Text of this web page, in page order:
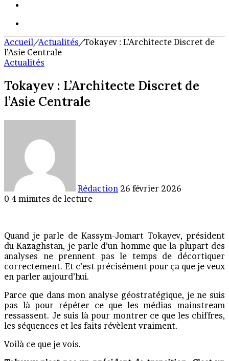
Accueil/Actualités/Tokayev : L’Architecte Discret de
l’Asie Centrale
Actualités
Tokayev : L’Architecte Discret de
l’Asie Centrale
Rédaction 26 février 2026
0 4 minutes de lecture
Quand je parle de Kassym-Jomart Tokayev, président
du Kazaghstan, je parle d’un homme que la plupart des
analyses ne prennent pas le temps de décortiquer
correctement. Et c’est précisément pour ça que je veux
en parler aujourd’hui.
Parce que dans mon analyse géostratégique, je ne suis
pas là pour répéter ce que les médias mainstream
ressassent. Je suis là pour montrer ce que les chiffres,
les séquences et les faits révèlent vraiment.
Voilà ce que je vois.